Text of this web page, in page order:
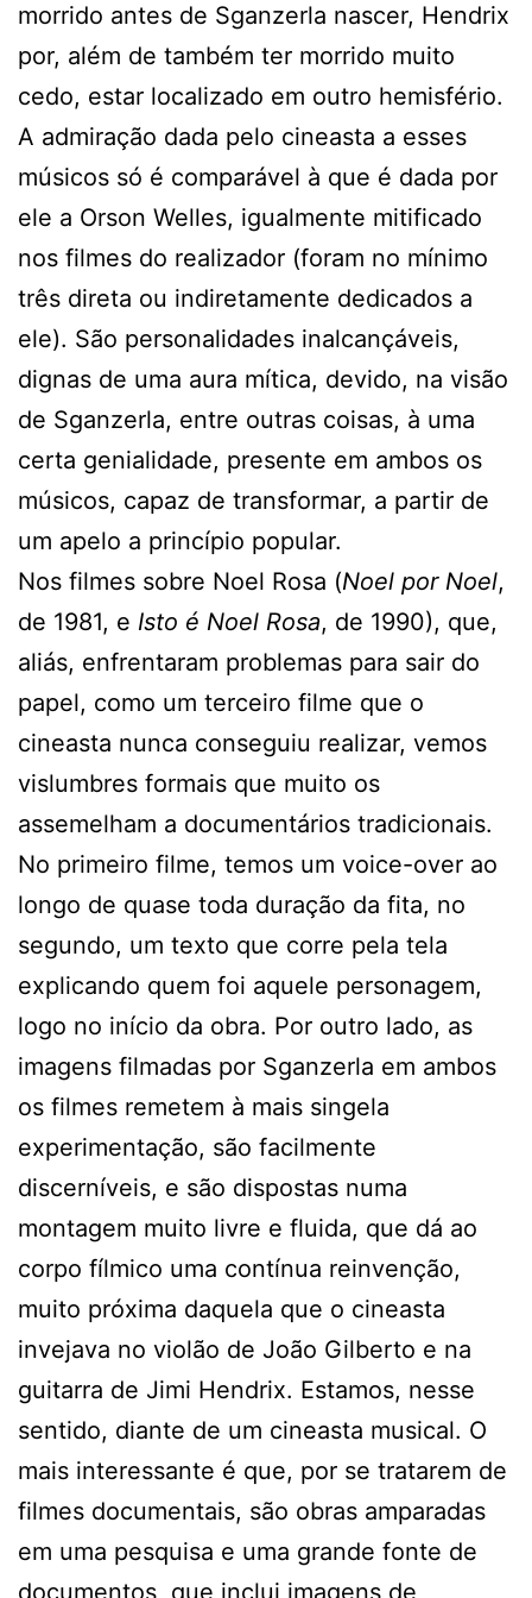
morrido antes de Sganzerla nascer, Hendrix
por, além de também ter morrido muito
cedo, estar localizado em outro hemisfério.
A admiração dada pelo cineasta a esses
músicos só é comparável à que é dada por
ele a Orson Welles, igualmente mitificado
nos filmes do realizador (foram no mínimo
três direta ou indiretamente dedicados a
ele). São personalidades inalcançáveis,
dignas de uma aura mítica, devido, na visão
de Sganzerla, entre outras coisas, à uma
certa genialidade, presente em ambos os
músicos, capaz de transformar, a partir de
um apelo a princípio popular.
Nos filmes sobre Noel Rosa (Noel por Noel,
de 1981, e Isto é Noel Rosa, de 1990), que,
aliás, enfrentaram problemas para sair do
papel, como um terceiro filme que o
cineasta nunca conseguiu realizar, vemos
vislumbres formais que muito os
assemelham a documentários tradicionais.
No primeiro filme, temos um voice-over ao
longo de quase toda duração da fita, no
segundo, um texto que corre pela tela
explicando quem foi aquele personagem,
logo no início da obra. Por outro lado, as
imagens filmadas por Sganzerla em ambos
os filmes remetem à mais singela
experimentação, são facilmente
discerníveis, e são dispostas numa
montagem muito livre e fluida, que dá ao
corpo fílmico uma contínua reinvenção,
muito próxima daquela que o cineasta
invejava no violão de João Gilberto e na
guitarra de Jimi Hendrix. Estamos, nesse
sentido, diante de um cineasta musical. O
mais interessante é que, por se tratarem de
filmes documentais, são obras amparadas
em uma pesquisa e uma grande fonte de
documentos, que inclui imagens de